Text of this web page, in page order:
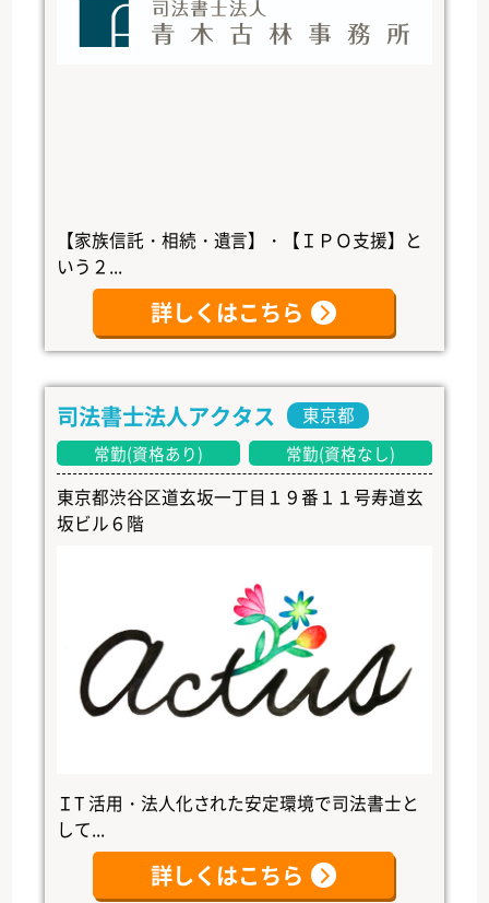
【家族信託・相続・遺言】・【ＩＰＯ支援】と
いう２...
詳しくはこちら
司法書士法人アクタス 東京都
常勤(資格あり) 常勤(資格なし)
東京都渋谷区道玄坂一丁目１９番１１号寿道玄
坂ビル６階
ＩT 活用・法人化された安定環境で司法書士と
して...
詳しくはこちら